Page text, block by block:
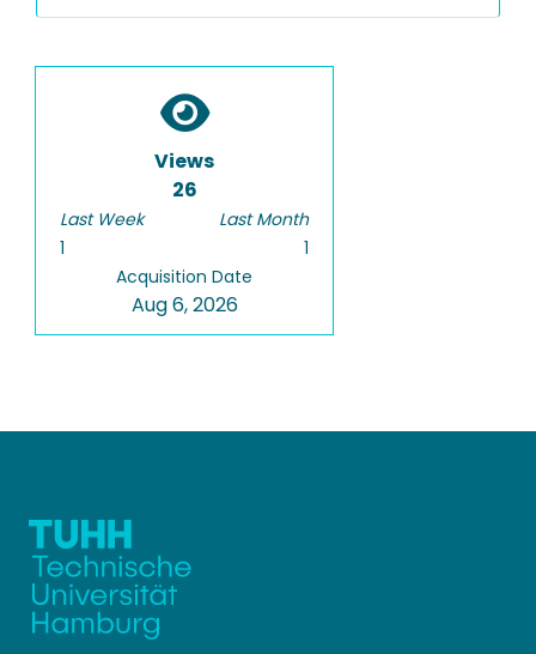
Views
26
Last Week
1
Last Month
1
Acquisition Date
Aug 6, 2026